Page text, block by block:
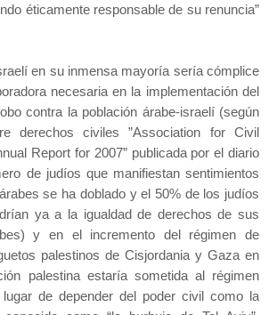
éticamente responsable de su renuncia”
en su inmensa mayoría sería cómplice
necesaria en la implementación del
contra la población árabe-israelí (según
derechos civiles ”Association for Civil
Report for 2007” publicada por el diario
de judíos que manifiestan sentimientos
se ha doblado y el 50% de los judíos
ya a la igualdad de derechos de sus
y en el incremento del régimen de
palestinos de Cisjordania y Gaza en
palestina estaría sometida al régimen
lugar de depender del poder civil como la